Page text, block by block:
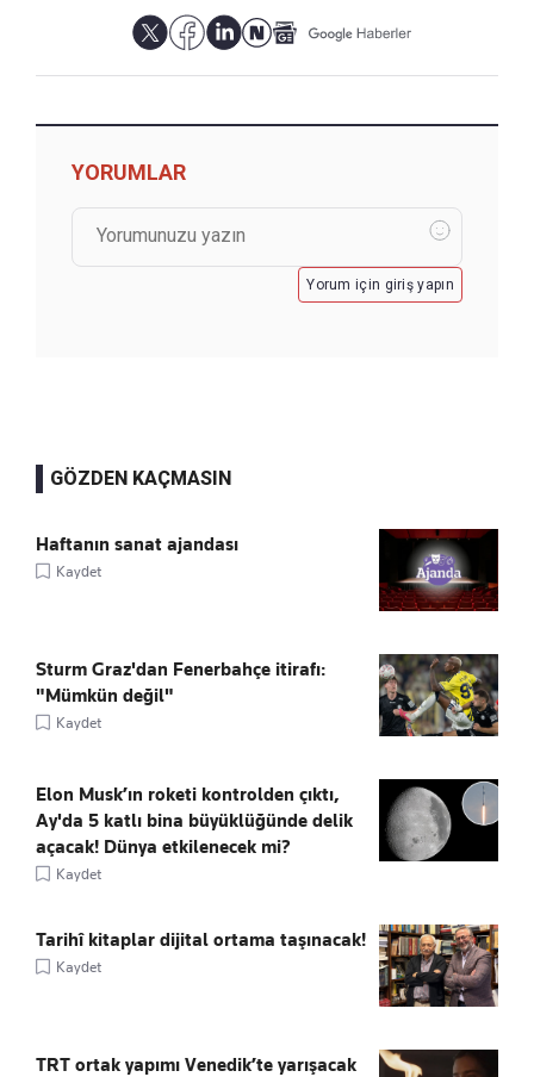
YORUMLAR
Yorum için giriş yapın
GÖZDEN KAÇMASIN
Haftanın sanat ajandası
Kaydet
Sturm Graz'dan Fenerbahçe itirafı:
"Mümkün değil"
Kaydet
Elon Musk’ın roketi kontrolden çıktı,
Ay'da 5 katlı bina büyüklüğünde delik
açacak! Dünya etkilenecek mi?
Kaydet
Tarihî kitaplar dijital ortama taşınacak!
Kaydet
TRT ortak yapımı Venedik’te yarışacak